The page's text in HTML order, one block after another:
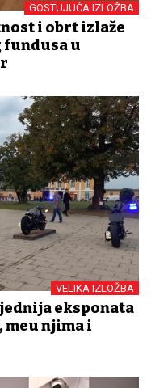
GOSTUJUĆA IZLOŽBA
i obrt izlaže
fundusa u
VELIKA IZLOŽBA
eksponata
njima i